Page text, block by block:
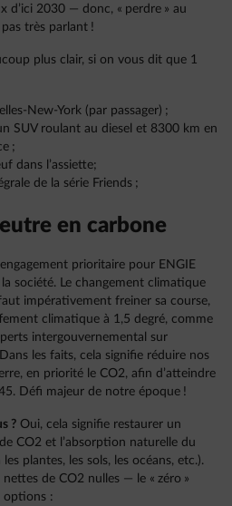
d’ici 2030 — donc, « perdre » au
très parlant !
plus clair, si on vous dit que 1
New-York (par passager) ;
SUV roulant au diesel et 8300 km en
;
dans l’assiette;
de la série Friends ;
en carbone
prioritaire pour ENGIE
société. Le changement climatique
impérativement freiner sa course,
climatique à 1,5 degré, comme
intergouvernemental sur
les faits, cela signifie réduire nos
en priorité le CO2, afin d’atteindre
Défi majeur de notre époque !
? Oui, cela signifie restaurer un
CO2 et l’absorption naturelle du
plantes, les sols, les océans, etc.).
de CO2 nulles — le « zéro »
options :